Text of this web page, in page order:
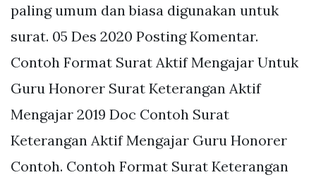
paling umum dan biasa digunakan untuk
surat. 05 Des 2020 Posting Komentar.
Contoh Format Surat Aktif Mengajar Untuk
Guru Honorer Surat Keterangan Aktif
Mengajar 2019 Doc Contoh Surat
Keterangan Aktif Mengajar Guru Honorer
Contoh. Contoh Format Surat Keterangan